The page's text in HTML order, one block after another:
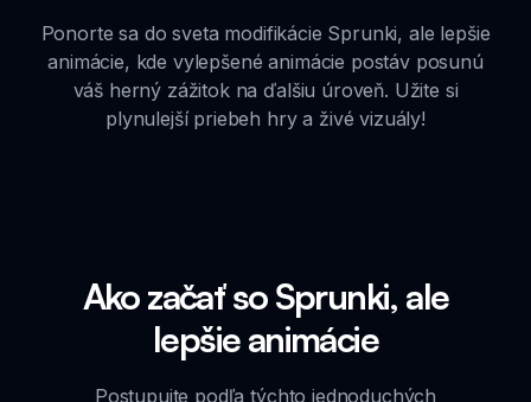
Ponorte sa do sveta modifikácie Sprunki, ale lepšie
animácie, kde vylepšené animácie postáv posunú
váš herný zážitok na ďalšiu úroveň. Užite si
plynulejší priebeh hry a živé vizuály!
Ako začať so Sprunki, ale
lepšie animácie
Postupujte podľa týchto jednoduchých